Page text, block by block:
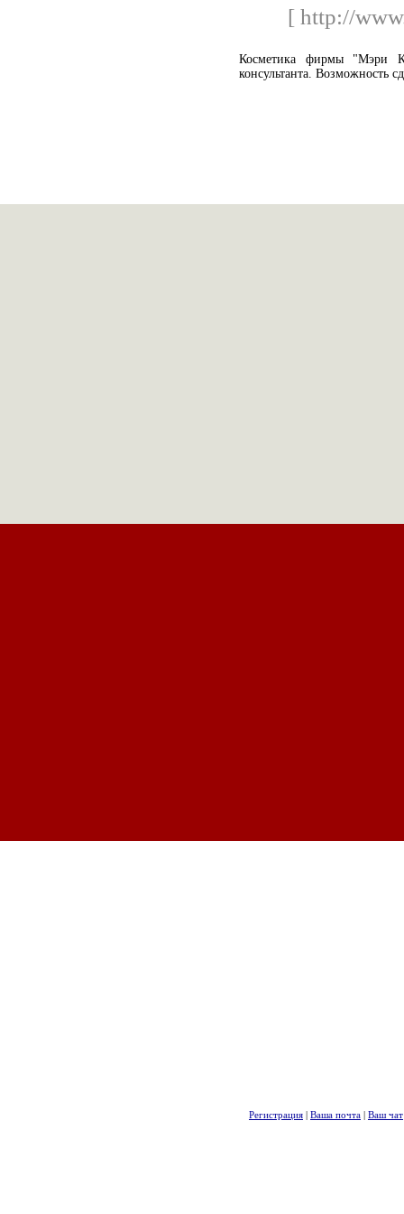
[ http://
Косметика фирмы "Мэри
консультанта. Возможность
Регистрация | Ваша почта | Ваш чат